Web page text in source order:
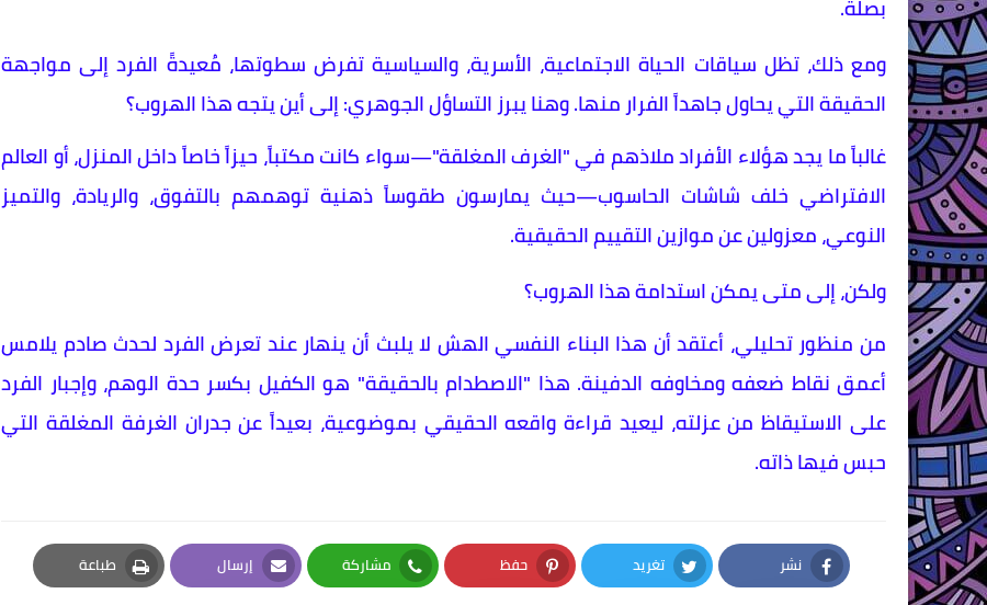
بصلة.
ومع ذلك، تظل سياقات الحياة الاجتماعية، الأسرية، والسياسية تفرض سطوتها، مُعيدةً الفرد إلى مواجهة
الحقيقة التي يحاول جاهداً الفرار منها. وهنا يبرز التساؤل الجوهري: إلى أين يتجه هذا الهروب؟
غالباً ما يجد هؤلاء الأفراد ملاذهم في "الغرف المغلقة"—سواء كانت مكتباً، حيزاً خاصاً داخل المنزل، أو العالم
الافتراضي خلف شاشات الحاسوب—حيث يمارسون طقوساً ذهنية توهمهم بالتفوق، والريادة، والتميز
النوعي، معزولين عن موازين التقييم الحقيقية.
ولكن، إلى متى يمكن استدامة هذا الهروب؟
من منظور تحليلي، أعتقد أن هذا البناء النفسي الهش لا يلبث أن ينهار عند تعرض الفرد لحدث صادم يلامس
أعمق نقاط ضعفه ومخاوفه الدفينة. هذا "الاصطدام بالحقيقة" هو الكفيل بكسر حدة الوهم، وإجبار الفرد
على الاستيقاظ من عزلته، ليعيد قراءة واقعه الحقيقي بموضوعية، بعيداً عن جدران الغرفة المغلقة التي
حبس فيها ذاته.
نشر
Facebook
تغريد
Twitter
حفظ
Pinterest
مشاركة
Whatsapp
إرسال
Email
طباعة
Print